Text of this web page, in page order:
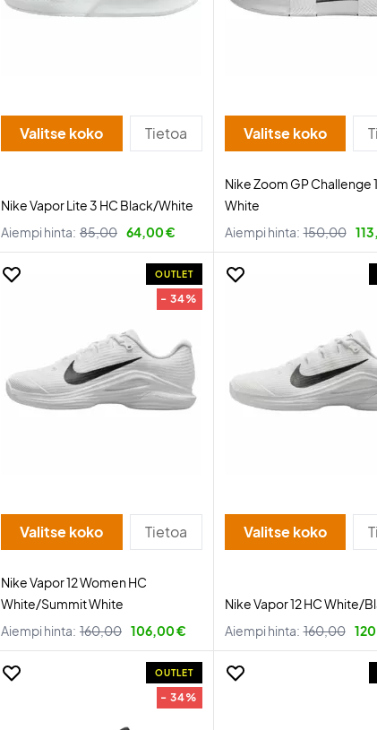
Valitse koko Tietoa
Nike Vapor Lite 3 HC Black/White
Aiempi hinta: 85,00 64,00 €
Valitse koko
Nike Zoom GP Challenge
White
Aiempi hinta: 150,00
OUTLET
- 34%
Valitse koko Tietoa
Nike Vapor 12 Women HC
White/Summit White
Aiempi hinta: 160,00 106,00 €
Valitse koko
Nike Vapor 12 HC White/
Aiempi hinta: 160,00
OUTLET
- 34%